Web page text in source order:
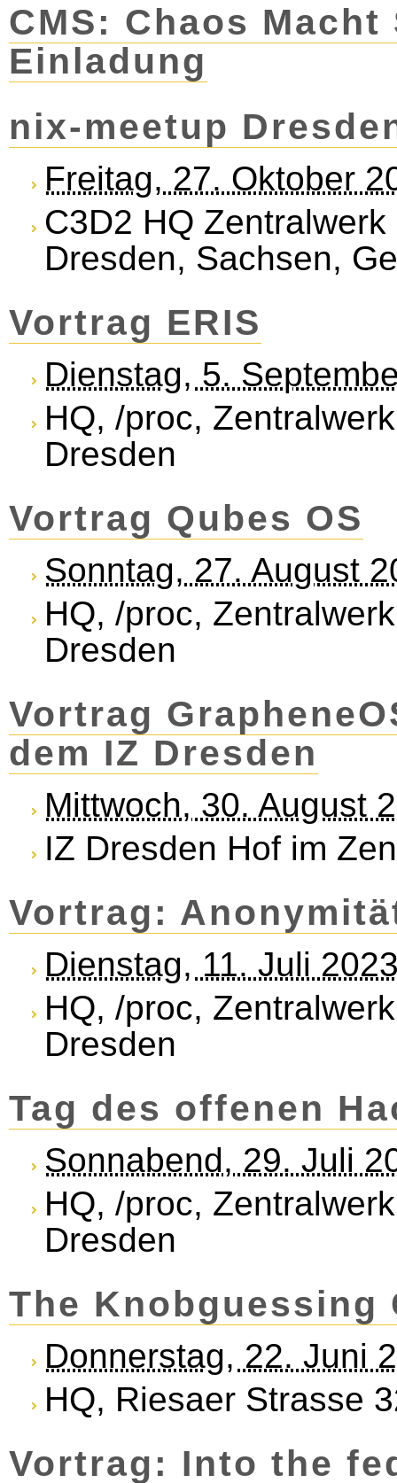
CMS: Chaos
Einladung
nix-meetup
Freitag, 27. Oktober
C3D2 HQ
Dresden, Sachsen,
Vortrag ERIS
Dienstag, 5.
HQ, /proc,
Dresden
Vortrag Qubes OS
Sonntag, 27. August
HQ, /proc,
Dresden
Vortrag
dem IZ Dresden
Mittwoch, 30. August
IZ Dresden Hof im
Vortrag:
Dienstag, 11. Juli
HQ, /proc,
Dresden
Tag des offenen
Sonnabend, 29. Juli
HQ, /proc,
Dresden
The Knobguessing
Donnerstag, 22. Juni
HQ, Riesaer Strasse
Vortrag: Into the